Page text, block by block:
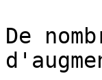
De